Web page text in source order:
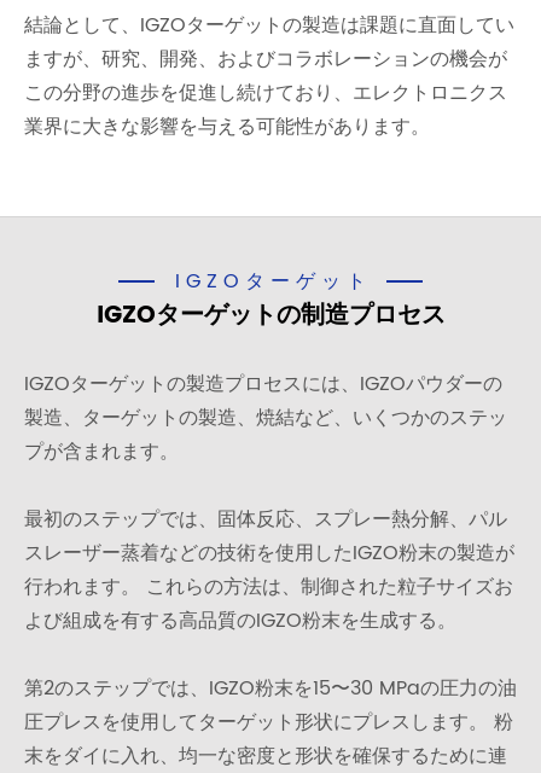
結論として、IGZOターゲットの製造は課題に直面してい
ますが、研究、開発、およびコラボレーションの機会が
この分野の進歩を促進し続けており、エレクトロニクス
業界に大きな影響を与える可能性があります。
IGZOターゲット
IGZOターゲットの制造プロセス
IGZOターゲットの製造プロセスには、IGZOパウダーの
製造、ターゲットの製造、焼結など、いくつかのステッ
プが含まれます。
最初のステップでは、固体反応、スプレー熱分解、パル
スレーザー蒸着などの技術を使用したIGZO粉末の製造が
行われます。 これらの方法は、制御された粒子サイズお
よび組成を有する高品質のIGZO粉末を生成する。
第2のステップでは、IGZO粉末を15〜30 MPaの圧力の油
圧プレスを使用してターゲット形状にプレスします。 粉
末をダイに入れ、均一な密度と形状を確保するために連